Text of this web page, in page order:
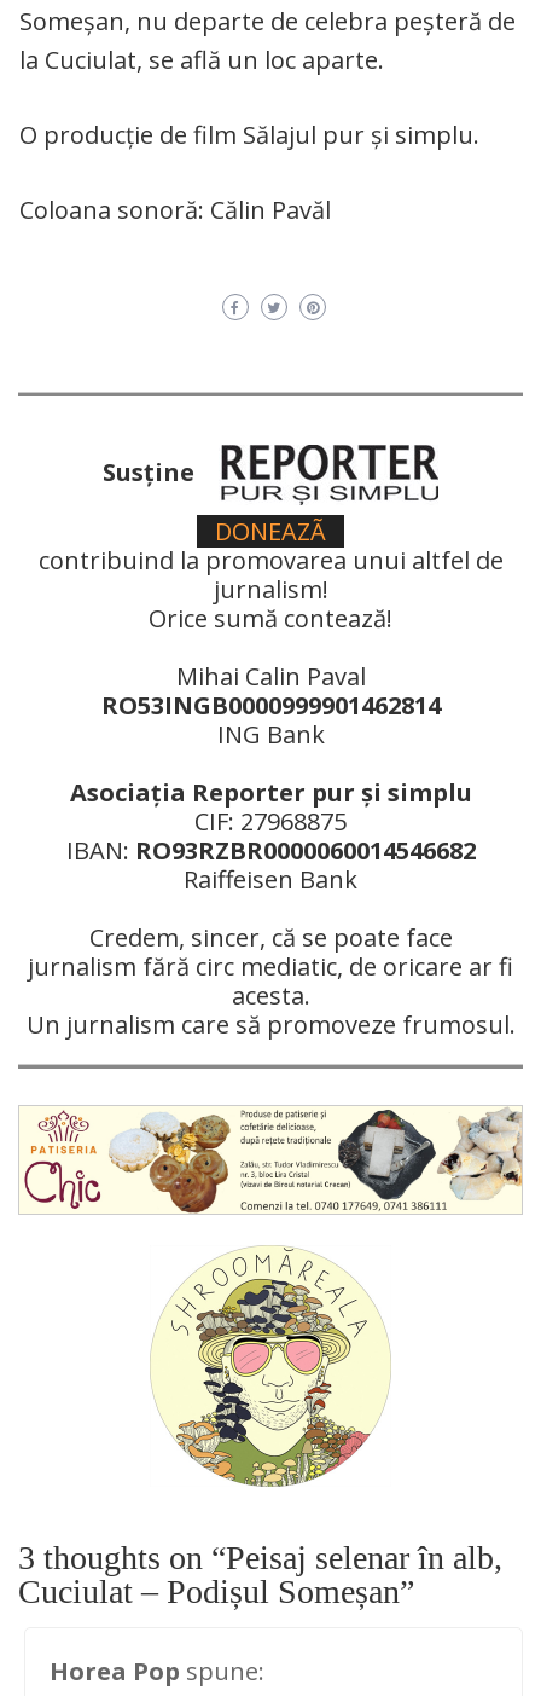
Someșan, nu departe de celebra peșteră de
la Cuciulat, se află un loc aparte.
O producție de film Sălajul pur și simplu.
Coloana sonoră: Călin Pavăl
Susţine
DONEAZÃ
contribuind la promovarea unui altfel de
jurnalism!
Orice sumă contează!
Mihai Calin Paval
RO53INGB0000999901462814
ING Bank
Asociaţia Reporter pur şi simplu
CIF: 27968875
IBAN: RO93RZBR0000060014546682
Raiffeisen Bank
Credem, sincer, că se poate face
jurnalism fără circ mediatic, de oricare ar fi
acesta.
Un jurnalism care să promoveze frumosul.
3 thoughts on “Peisaj selenar în alb,
Cuciulat – Podișul Someșan”
Horea Pop spune: